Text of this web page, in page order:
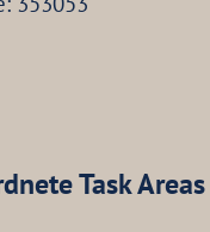
Task Areas